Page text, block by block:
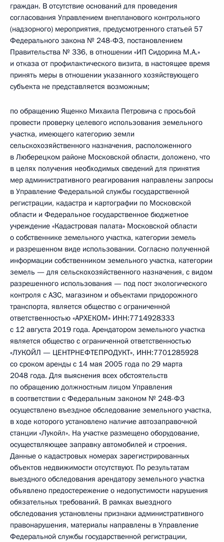
граждан. В отсутствие оснований для проведения
согласования Управлением внепланового контрольного
(надзорного) мероприятия, предусмотренного статьей 57
Федерального закона № 248-ФЗ, постановлением
Правительства № 336, в отношении «ИП Сидорина М.А.»
и отказа от профилактического визита, в настоящее время
принять меры в отношении указанного хозяйствующего
субъекта не представляется возможным;
по обращению Ященко Михаила Петровича с просьбой
провести проверку целевого использования земельного
участка, имеющего категорию земли
сельскохозяйственного назначения, расположенного
в Люберецком районе Московской области, доложено, что
в целях получения необходимых сведений для принятия
мер административного реагирования направлены запросы
в Управление Федеральной службы государственной
регистрации, кадастра и картографии по Московской
области и Федеральное государственное бюджетное
учреждение «Кадастровая палата» Московской области
о собственнике земельного участка, категории земель
и разрешенном виде использовании. Согласно полученной
информации собственником земельного участка, категории
земель — для сельскохозяйственного назначения, с видом
разрешенного использования — под пост экологического
контроля с АЗС, магазином и объектами придорожного
транспорта, является общество с ограниченной
ответственностью «АРХЕКОМ» ИНН:7714928333
с 12 августа 2019 года. Арендатором земельного участка
является общество с ограниченной ответственностью
«ЛУКОЙЛ — ЦЕНТРНЕФТЕПРОДУКТ», ИНН:7701285928
со сроком аренды с 14 мая 2005 года по 29 марта
2048 года. Для выяснения всех обстоятельств
по обращению должностным лицом Управления
в соответствии с Федеральным законом № 248-ФЗ
осуществлено въездное обследование земельного участка,
в ходе которого установлено наличие автозаправочной
станции «Лукойл». На участке размещено оборудование,
осуществляющее заправку автомобилей и строения.
Данные о кадастровых номерах зарегистрированных
объектов недвижимости отсутствуют. По результатам
выездного обследования арендатору земельного участка
объявлено предостережение о недопустимости нарушения
обязательных требований. В рамках выездного
обследования установлены признаки административного
правонарушения, материалы направлены в Управление
Федеральной службы государственной регистрации,